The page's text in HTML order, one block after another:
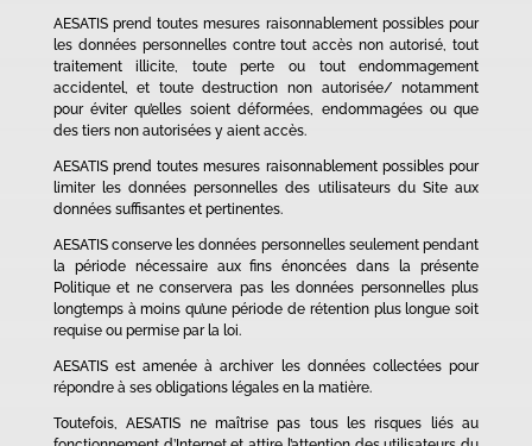
AESATIS prend toutes mesures raisonnablement possibles pour
les données personnelles contre tout accès non autorisé, tout
traitement illicite, toute perte ou tout endommagement
accidentel, et toute destruction non autorisée/ notamment
pour éviter qu’elles soient déformées, endommagées ou que
des tiers non autorisées y aient accès.
AESATIS prend toutes mesures raisonnablement possibles pour
limiter les données personnelles des utilisateurs du Site aux
données suffisantes et pertinentes.
AESATIS conserve les données personnelles seulement pendant
la période nécessaire aux fins énoncées dans la présente
Politique et ne conservera pas les données personnelles plus
longtemps à moins qu’une période de rétention plus longue soit
requise ou permise par la loi.
AESATIS est amenée à archiver les données collectées pour
répondre à ses obligations légales en la matière.
Toutefois, AESATIS ne maîtrise pas tous les risques liés au